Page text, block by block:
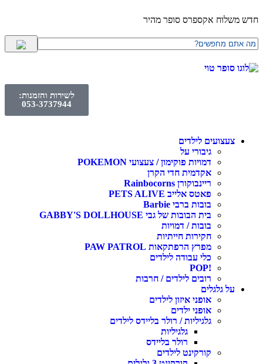
חדש משלוח אקספרס סופר מהיר
לשירות והזמנות:
053-3737944
צעצועים לילדים
גיבורי על
דמויות פוקימון / צעצועי POKEMON
אקדמית חדי הקרן
ריינבוקורן Rainbocorns
פאטס אלייב PETS ALIVE
בובות ברבי Barbie
בית הבובות של גבי GABBY'S DOLLHOUSE
בובות / דמויות
חקירות חייתיות
מפרץ הרפתקאות PAW PATROL
כלי עבודה לילדים
!POP
רובים לילדים / חרבות
על גלגלים
אופני איזון לילדים
אופני ילדים
גלגיליות / רולר בליידס לילדים
גלגיליות
רולר בליידס
קורקינט לילדים